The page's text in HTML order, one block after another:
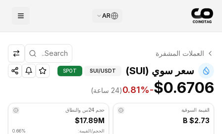
AR
التحليل الفني لـ سوي
العملات المشفرة
سعر سوي (SUI) التحليل الفني ومستويات
SUI/USDT
SPOT
$0.6706
-0.81
% (24 ساعة)
القيمة السوقية
$2.73 B
حجم 24س والنطاق
$17.89M
الحجم/القيمة:
0.66%